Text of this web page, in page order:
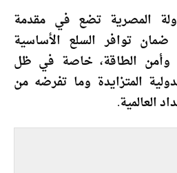
المصرية تضع في مقدمة
ضمان توافر السلع الأساسية
وأمن الطاقة، خاصة في ظل
المتزايدة وما تفرضه من
العالمية.